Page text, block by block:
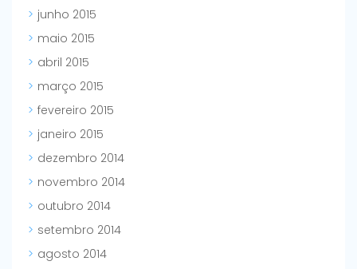
junho 2015
maio 2015
abril 2015
março 2015
fevereiro 2015
janeiro 2015
dezembro 2014
novembro 2014
outubro 2014
setembro 2014
agosto 2014